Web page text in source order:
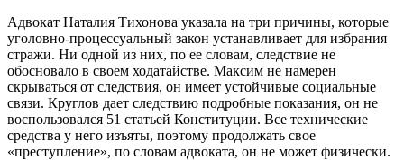
Адвокат Наталия Тихонова указала на три причины, которые
уголовно-процессуальный закон устанавливает для избрания
стражи. Ни одной из них, по ее словам, следствие не
обосновало в своем ходатайстве. Максим не намерен
скрываться от следствия, он имеет устойчивые социальные
связи. Круглов дает следствию подробные показания, он не
воспользовался 51 статьей Конституции. Все технические
средства у него изъяты, поэтому продолжать свое
«преступление», по словам адвоката, он не может физически.